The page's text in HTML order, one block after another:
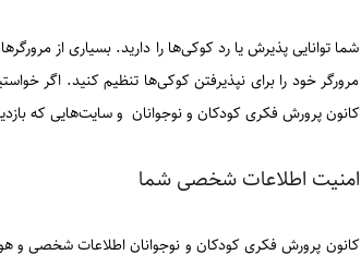
شما توانایی پذیرش یا رد کوکی‌ها را دارید. بسیاری از
مرورگر خود را برای نپذیرفتن کوکی‌ها تنظیم کنید. اگر
کانون پرورش فکری کودکان و نوجوانان و سایت‌هایی که
امنیت اطلاعات شخصی شما
کانون پرورش فکری کودکان و نوجوانان اطلاعات شخصی و